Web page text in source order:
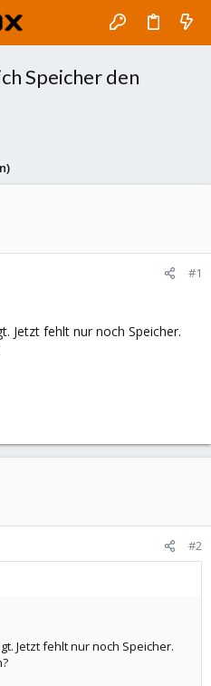
Speicher den
#1
Jetzt fehlt nur noch Speicher.
#2
Jetzt fehlt nur noch Speicher.